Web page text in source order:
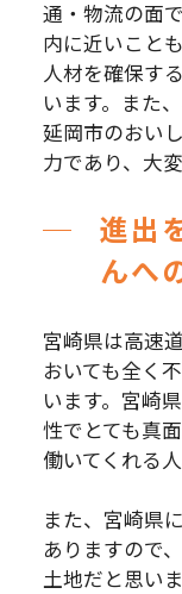
通・物流の面
内に近いこと
人材を確保す
います。また
延岡市のおい
力であり、大
進出
んへ
宮崎県は高速
おいても全く
います。宮崎
性でとても真
働いてくれる
また、宮崎県
ありますので
土地だと思いま